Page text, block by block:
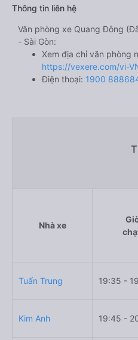
Thông tin liên hệ
Văn phòng xe Quang Đông
- Sài Gòn:
Xem địa chỉ văn phòng
https://vexere.com/vi-
Điện thoại: 1900
Nhà xe
Tuấn Trung 19:35 -
Kim Anh 19:45 -